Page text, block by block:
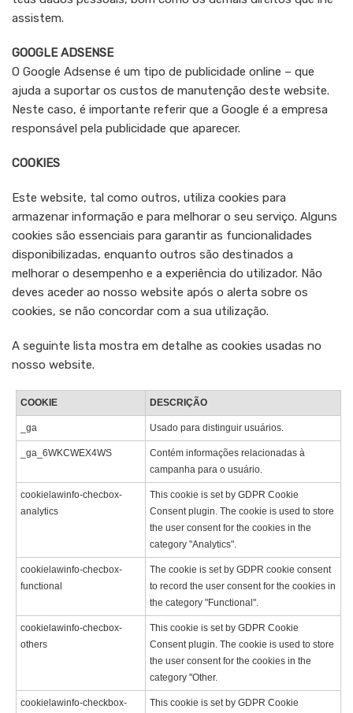
assistem.
GOOGLE ADSENSE
O Google Adsense é um tipo de publicidade online – que
ajuda a suportar os custos de manutenção deste website.
Neste caso, é importante referir que a Google é a empresa
responsável pela publicidade que aparecer.
COOKIES
Este website, tal como outros, utiliza cookies para
armazenar informação e para melhorar o seu serviço. Alguns
cookies são essenciais para garantir as funcionalidades
disponibilizadas, enquanto outros são destinados a
melhorar o desempenho e a experiência do utilizador. Não
deves aceder ao nosso website após o alerta sobre os
cookies, se não concordar com a sua utilização.
A seguinte lista mostra em detalhe as cookies usadas no
nosso website.
COOKIE DESCRIÇÃO
_ga Usado para distinguir usuários.
_ga_6WKCWEX4WS
Contém informações relacionadas à
campanha para o usuário.
cookielawinfo-checbox-
analytics
This cookie is set by GDPR Cookie
Consent plugin. The cookie is used to store
the user consent for the cookies in the
category "Analytics".
cookielawinfo-checbox-
functional
The cookie is set by GDPR cookie consent
to record the user consent for the cookies in
the category "Functional".
cookielawinfo-checbox-
others
This cookie is set by GDPR Cookie
Consent plugin. The cookie is used to store
the user consent for the cookies in the
category "Other.
cookielawinfo-checkbox-
This cookie is set by GDPR Cookie